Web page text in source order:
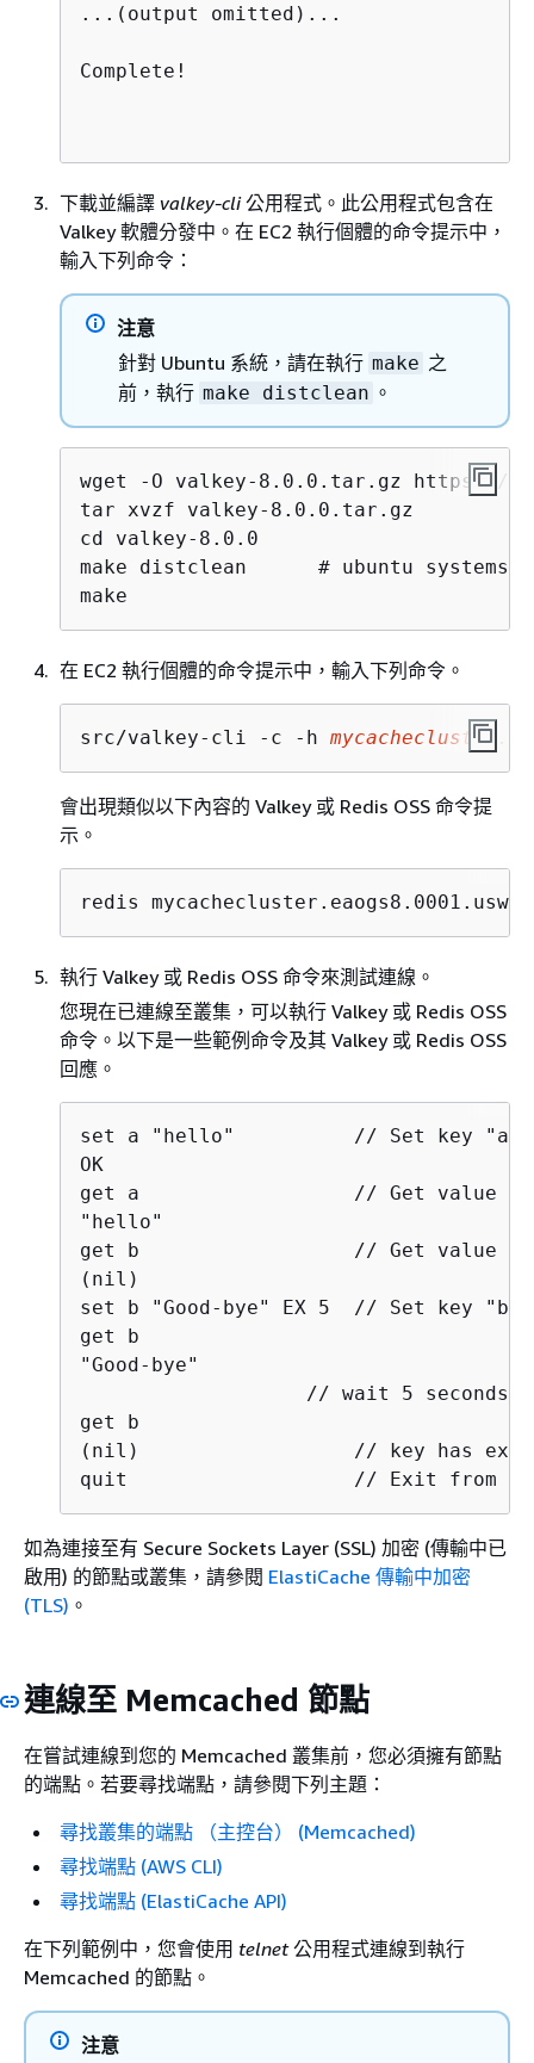
...(output omitted)...
下載並編譯 valkey-cli公用程式。此公用程式包含在
Valkey 軟體分發中。在 EC2 執行個體的命令提示中，
輸入下列命令：
注意
針對 Ubuntu 系統，請在執行 make 之
前，執行 make distclean 。
wget -O valkey-8.0.0.tar.gz https://
tar xvzf valkey-8.0.0.tar.gz
cd valkey-8.0.0
make distclean      # ubuntu systems
make
在 EC2 執行個體的命令提示中，輸入下列命令。
src/valkey-cli -c -h
會出現類似以下內容的 Valkey 或 Redis OSS 命令提
示。
redis
執行 Valkey 或 Redis OSS 命令來測試連線。
您現在已連線至叢集，可以執行 Valkey 或 Redis OSS
命令。以下是一些範例命令及其 Valkey 或 Redis OSS
回應。
set a "hello"          // Set key "a"
OK
get a                  // Get value
"hello"
get b                  // Get value for
(nil)
set b "Good-bye" EX 5  // Set key
get b
"Good-bye"
                   // wait 5 seconds
get b
(nil)                  // key has
quit                   // Exit from
如為連接至有 Secure Sockets Layer (SSL) 加密 (傳輸中已
啟用) 的節點或叢集，請參閱 ElastiCache 傳輸中加密
(TLS) 。
連線至 Memcached 節點
在嘗試連線到您的 Memcached 叢集前，您必須擁有節點
的端點。若要尋找端點，請參閱下列主題：
尋找叢集的端點 （主控台） (Memcached)
尋找端點 (AWS CLI)
尋找端點 (ElastiCache API)
在下列範例中，您會使用 telnet公用程式連線到執行
Memcached 的節點。
注意